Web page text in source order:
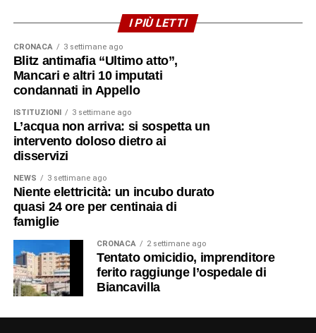
I PIÙ LETTI
CRONACA 3 settimane ago
Blitz antimafia “Ultimo atto”,
Mancari e altri 10 imputati
condannati in Appello
ISTITUZIONI 3 settimane ago
L’acqua non arriva: si sospetta un
intervento doloso dietro ai
disservizi
NEWS 3 settimane ago
Niente elettricità: un incubo durato
quasi 24 ore per centinaia di
famiglie
CRONACA 2 settimane ago
Tentato omicidio, imprenditore
ferito raggiunge l’ospedale di
Biancavilla